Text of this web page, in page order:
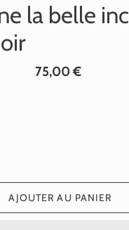
la belle
Prix
75,00 €
AJOUTER AU PANIER